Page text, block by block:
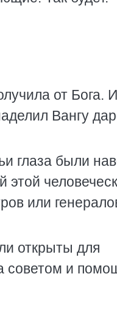
от Бога. И
Вангу
глаза были
этой
или
открыты для
советом и